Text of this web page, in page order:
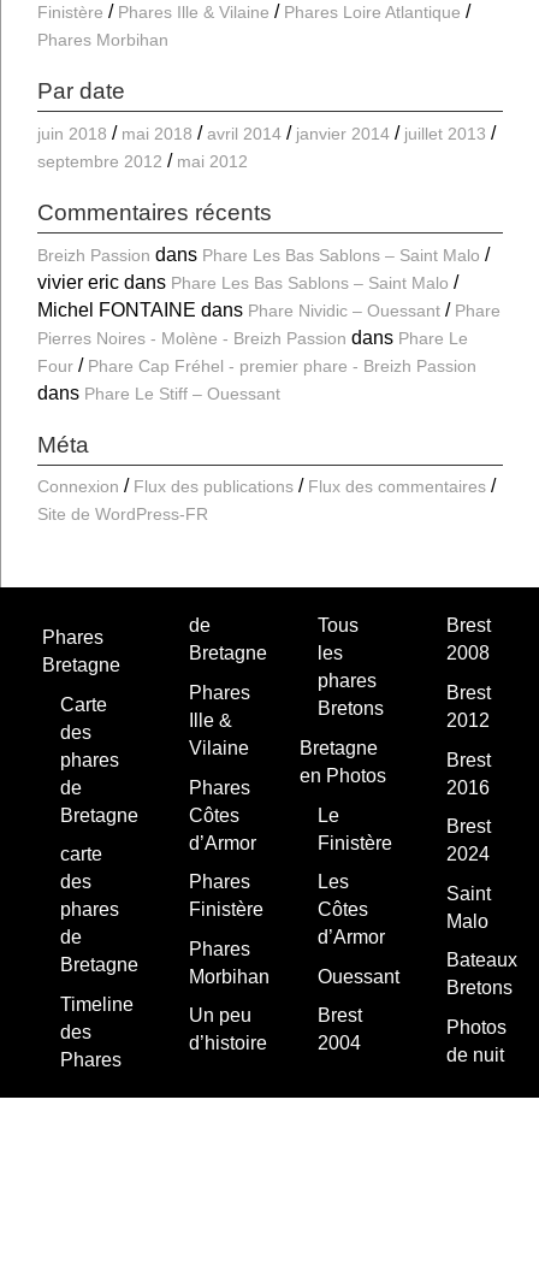
Finistère
Phares Ille & Vilaine
Phares Loire Atlantique
Phares Morbihan
Par date
juin 2018 mai 2018 avril 2014 janvier 2014
juillet 2013
septembre 2012
mai 2012
Commentaires récents
Breizh Passion dans Phare Les Bas Sablons – Saint Malo
vivier eric dans Phare Les Bas Sablons – Saint Malo
Michel FONTAINE dans Phare Nividic – Ouessant
Phare
Pierres Noires - Molène - Breizh Passion dans Phare Le
Four
Phare Cap Fréhel - premier phare - Breizh Passion
dans Phare Le Stiff – Ouessant
Méta
Connexion Flux des publications
Flux des commentaires
Site de WordPress-FR
Phares
Bretagne
Carte
des
phares
de
Bretagne
carte
des
phares
de
Bretagne
Timeline
des
Phares
de
Bretagne
Phares
Ille &
Vilaine
Phares
Côtes
d’Armor
Phares
Finistère
Phares
Morbihan
Un peu
d’histoire
Tous
les
phares
Bretons
Bretagne
en Photos
Le
Finistère
Les
Côtes
d’Armor
Ouessant
Brest
2004
Brest
2008
Brest
2012
Brest
2016
Brest
2024
Saint
Malo
Bateaux
Bretons
Photos
de nuit